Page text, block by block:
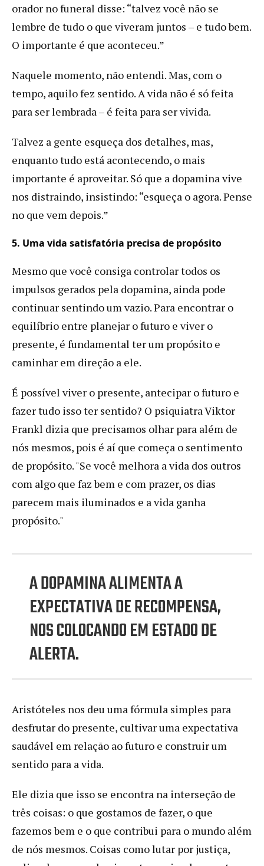
orador no funeral disse: “talvez você não se
lembre de tudo o que viveram juntos – e tudo bem.
O importante é que aconteceu.”
Naquele momento, não entendi. Mas, com o
tempo, aquilo fez sentido. A vida não é só feita
para ser lembrada – é feita para ser vivida.
Talvez a gente esqueça dos detalhes, mas,
enquanto tudo está acontecendo, o mais
importante é aproveitar. Só que a dopamina vive
nos distraindo, insistindo: “esqueça o agora. Pense
no que vem depois.”
5. Uma vida satisfatória precisa de propósito
Mesmo que você consiga controlar todos os
impulsos gerados pela dopamina, ainda pode
continuar sentindo um vazio. Para encontrar o
equilíbrio entre planejar o futuro e viver o
presente, é fundamental ter um propósito e
caminhar em direção a ele.
É possível viver o presente, antecipar o futuro e
fazer tudo isso ter sentido? O psiquiatra Viktor
Frankl dizia que precisamos olhar para além de
nós mesmos, pois é aí que começa o sentimento
de propósito. "Se você melhora a vida dos outros
com algo que faz bem e com prazer, os dias
parecem mais iluminados e a vida ganha
propósito."
A DOPAMINA ALIMENTA A
EXPECTATIVA DE RECOMPENSA,
NOS COLOCANDO EM ESTADO DE
ALERTA.
Aristóteles nos deu uma fórmula simples para
desfrutar do presente, cultivar uma expectativa
saudável em relação ao futuro e construir um
sentido para a vida.
Ele dizia que isso se encontra na interseção de
três coisas: o que gostamos de fazer, o que
fazemos bem e o que contribui para o mundo além
de nós mesmos. Coisas como lutar por justiça,